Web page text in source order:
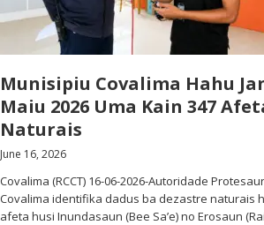
Munisipiu Covalima Hahu
Maiu 2026 Uma Kain 347
Naturais
June 16, 2026
Covalima (RCCT) 16-06-2026-Autoridade
Covalima identifika dadus ba dezastre naturais
afeta husi Inundasaun (Bee Sa’e) no Erosaun